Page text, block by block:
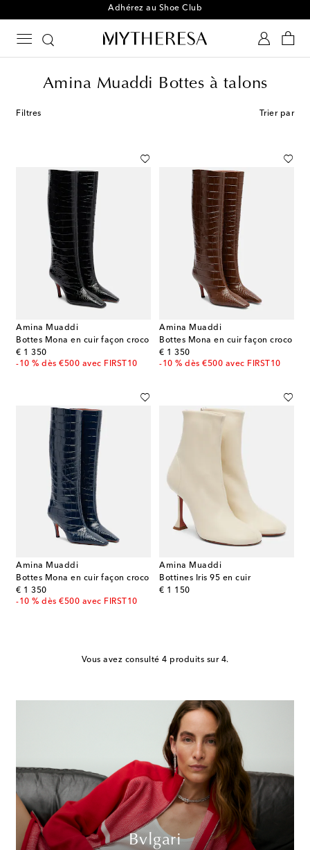
Adhérez au Shoe Club
Amina Muaddi Bottes à talons
Filtres Trier par
Amina Muaddi
Bottes Mona en cuir façon croco
€ 1 350
original price
-10 % dès €500 avec FIRST10
Amina Muaddi
Bottes Mona en cuir façon croco
€ 1 350
original price
-10 % dès €500 avec FIRST10
Amina Muaddi
Bottes Mona en cuir façon croco
€ 1 350
original price
-10 % dès €500 avec FIRST10
Amina Muaddi
Bottines Iris 95 en cuir
€ 1 150
original price
Vous avez consulté 4 produits sur 4.
Bvlgari